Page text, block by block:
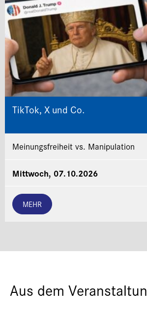
TikTok, X und Co.
Meinungsfreiheit vs. Manipulation
Mittwoch, 07.10.2026
MEHR
Aus dem